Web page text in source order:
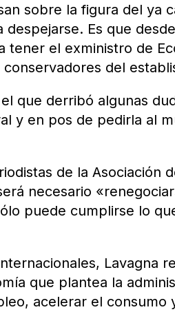
sobre la figura del ya
despejarse. Es que
el exministro de
del
que derribó algunas
y en pos de pedirla al
de la Asociación
necesario
puede cumplirse lo
Lavagna
que plantea la
acelerar el consumo